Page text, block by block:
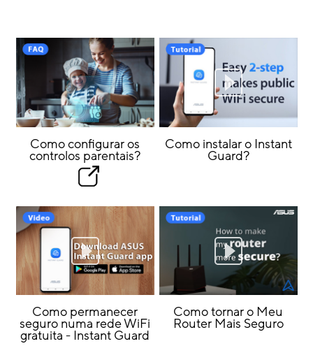
Como configurar os
controlos parentais?
Como instalar o Instant
Guard?
Como permanecer
seguro numa rede WiFi
gratuita - Instant Guard
Como tornar o Meu
Router Mais Seguro